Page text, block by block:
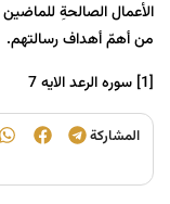
الأعمال الصالحةِ
من أهمّ أهداف رسالتهم.
[1]
سوره الرعد الایه 7
المشارکة